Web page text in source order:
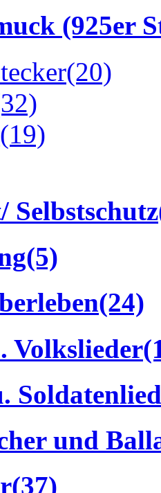
(925er
(20)
(19)
Selbstschutz
(5)
(24)
Volkslieder
und
(37)